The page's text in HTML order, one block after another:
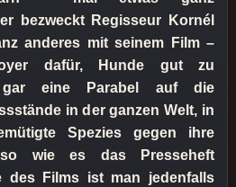
bezweckt Regisseur Kornél
anderes mit seinem Film –
dafür, Hunde gut zu
gar eine Parabel auf die
in der ganzen Welt, in
Spezies gegen ihre
so wie es das Presseheft
des Films ist man jedenfalls